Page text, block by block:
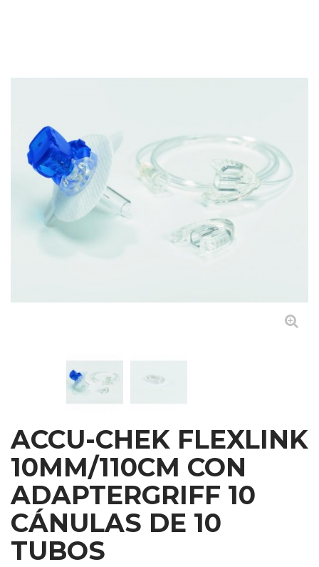
ACCU-CHEK FLEXLINK
10MM/110CM CON
ADAPTERGRIFF 10
CÁNULAS DE 10
TUBOS